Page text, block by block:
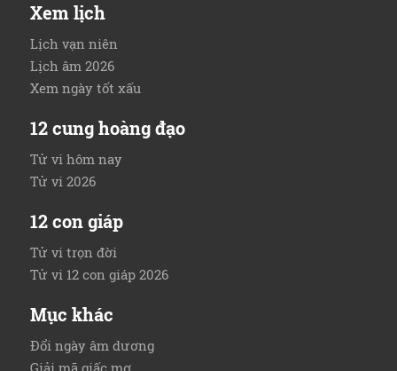
Xem lịch
Lịch vạn niên
Lịch âm 2026
Xem ngày tốt xấu
12 cung hoàng đạo
Tử vi hôm nay
Tử vi 2026
12 con giáp
Tử vi trọn đời
Tử vi 12 con giáp 2026
Mục khác
Đổi ngày âm dương